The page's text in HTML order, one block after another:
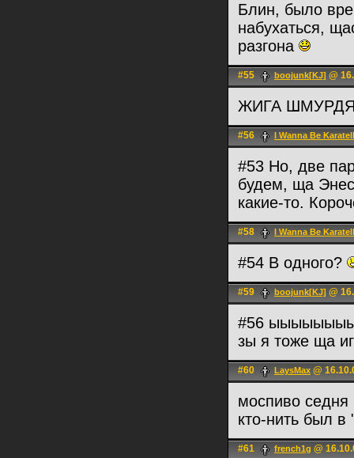
Блин, было
набухаться,
разгона
#55 boojunk[KJ] @
ЖИГА
#56 I Wanna Be
#53 Но, две
будем, ща
какие-то.
#58 I Wanna Be
#54 В одного?
#59 boojunk[KJ] @
#56
зы я тоже ща
#60 LаysMax @
моспиво
кто-нить был в
#61 french1g @